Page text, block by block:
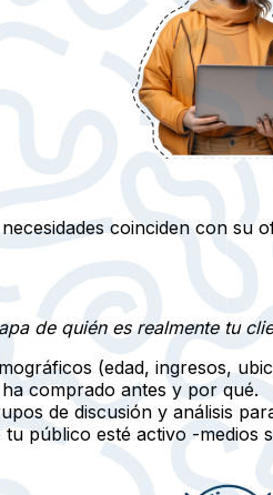
coinciden con
de quién es realmente tu
(edad, ingresos,
comprado antes y por qué.
de discusión y análisis
tu público esté activo -